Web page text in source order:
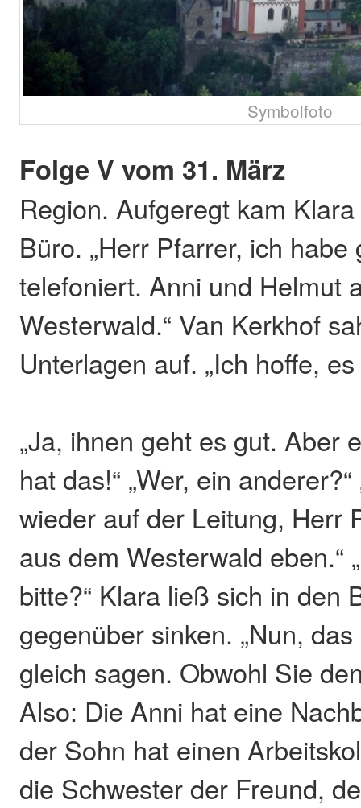
Symbolfoto
Folge V vom 31. März
Region. Aufgeregt kam
Büro. „Herr Pfarrer, ich
telefoniert. Anni und Helmut
Westerwald.“ Van Kerkhof
Unterlagen auf. „Ich hoffe,
„Ja, ihnen geht es gut. Aber
hat das!“ „Wer, ein
wieder auf der Leitung, Herr
aus dem Westerwald eben.“
bitte?“ Klara ließ sich in den
gegenüber sinken. „Nun,
gleich sagen. Obwohl Sie
Also: Die Anni hat eine
der Sohn hat einen
die Schwester der Freund,